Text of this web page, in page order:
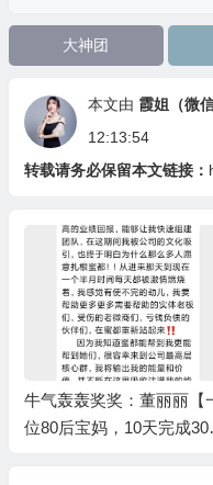
大神团
本文由 霞姐（微
12:13:54
转载请务必保留本文链接：
牛气轰轰奖奖：董丽丽【
位80后宝妈，10天完成